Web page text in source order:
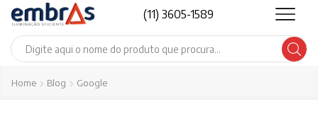
(11) 3605-1589
Search
Home Blog Google